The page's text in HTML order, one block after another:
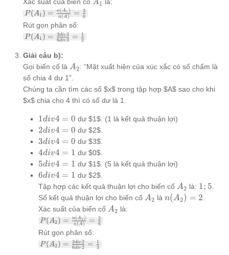
A1
P(A_1) =
\frac{n(A_1)}
{n(A)} =
\frac{3}{6}
P (A1 ) = n(A )
n(A1 ) = 6
3
Rút gọn phân số:
P(A_1)
\frac{3
div 3} =
\frac{1}
{2}
P (A1 ) = 6div3
3div3 = 2
1
Giải câu b):
Gọi biến cố là A_2
A2: “Mặt xuất hiện của xúc xắc có số chấm là
số chia 4 dư 1”.
Chúng ta cần tìm các số $x$ trong tập hợp $A$ sao cho khi
$x$ chia cho 4 thì có số dư là 1.
1
div
4
=
0
1div4 = 0 dư $1$. (1 là kết quả thuận lợi)
2
div
4
=
0
2div4 = 0 dư $2$.
3
div
4
=
0
3div4 = 0 dư $3$.
4
div
4
=
1
4div4 = 1 dư $0$.
5
div
4
=
1
5div4 = 1 dư $1$. (5 là kết quả thuận lợi)
6
div
4
=
1
6div4 = 1 dư $2$.
Tập hợp các kết quả thuận lợi cho biến cố A_2
A2 là: {1;
5}
1; 5.
Số kết quả thuận lợi cho biến cố A_2
A2 là n(A_2)
n(A2) = 2.
Xác suất của biến cố A_2
A2 là:
P(A_2) =
\frac{n(A_2)}
{n(A)} =
\frac{2}{6}
P (A2) = n(A )
n(A2) = 6
2
Rút gọn phân số:
P(A_2)
P (A2) = 6div2
2div2 = 3
1